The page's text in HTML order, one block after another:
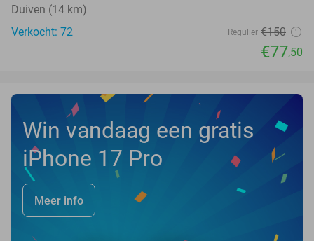
Duiven (14 km)
Verkocht: 72
Regulier €150
€77,50
Win vandaag een gratis
iPhone 17 Pro
Meer info